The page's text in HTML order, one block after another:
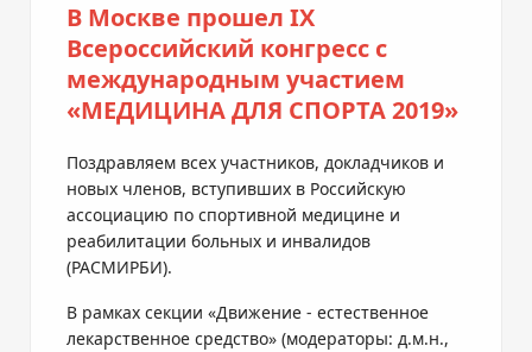
В Москве прошел IX
Всероссийский конгресс с
международным участием
«МЕДИЦИНА ДЛЯ СПОРТА 2019»
Поздравляем всех участников, докладчиков и
новых членов, вступивших в Российскую
ассоциацию по спортивной медицине и
реабилитации больных и инвалидов
(РАСМИРБИ).
В рамках секции «Движение - естественное
лекарственное средство» (модераторы: д.м.н.,